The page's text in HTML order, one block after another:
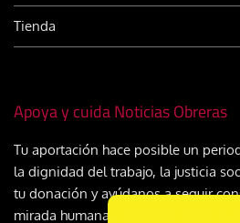
Tienda
Apoya y cuida Noticias Obreras
Tu aportación hace posible un
la dignidad del trabajo, la justicia
tu donación y ayúdanos a seguir
mirada humana y cristiana sobre el